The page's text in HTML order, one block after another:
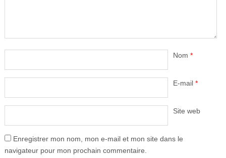
Nom *
E-mail *
Site web
Enregistrer mon nom, mon e-mail et mon site dans le
navigateur pour mon prochain commentaire.